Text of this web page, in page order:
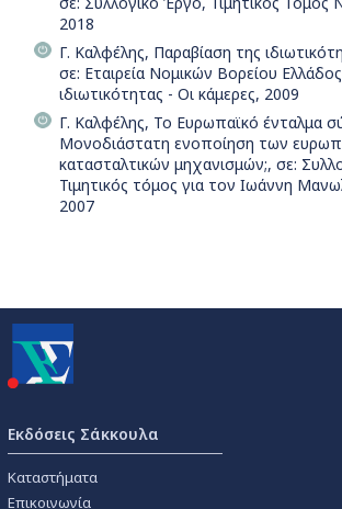
2018
Γ. Καλφέλης, Παραβίαση της
σε: Εταιρεία Νομικών Βορείου
ιδιωτικότητας - Οι κάμερες, 2009
Γ. Καλφέλης, Το Ευρωπαϊκό ένταλμα
Μονοδιάστατη ενοποίηση των
κατασταλτικών μηχανισμών;, σε:
Τιμητικός τόμος για τον Ιωάννη
2007
Εκδόσεις Σάκκουλα
Καταστήματα
Επικοινωνία